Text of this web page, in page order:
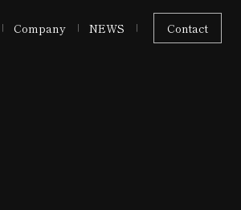
Company NEWS Contact